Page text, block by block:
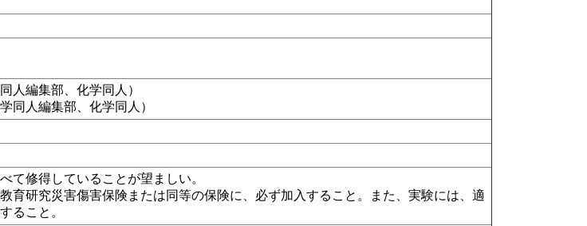
人編集部、化学同人）
同人編集部、化学同人）
て修得していることが望ましい。
育研究災害傷害保険または同等の保険に、必ず加入すること。また、実験には、適
ること。